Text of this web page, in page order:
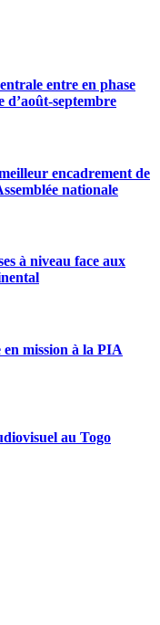
entre en phase
septembre
encadrement de
nationale
à niveau face aux
mission à la PIA
au Togo